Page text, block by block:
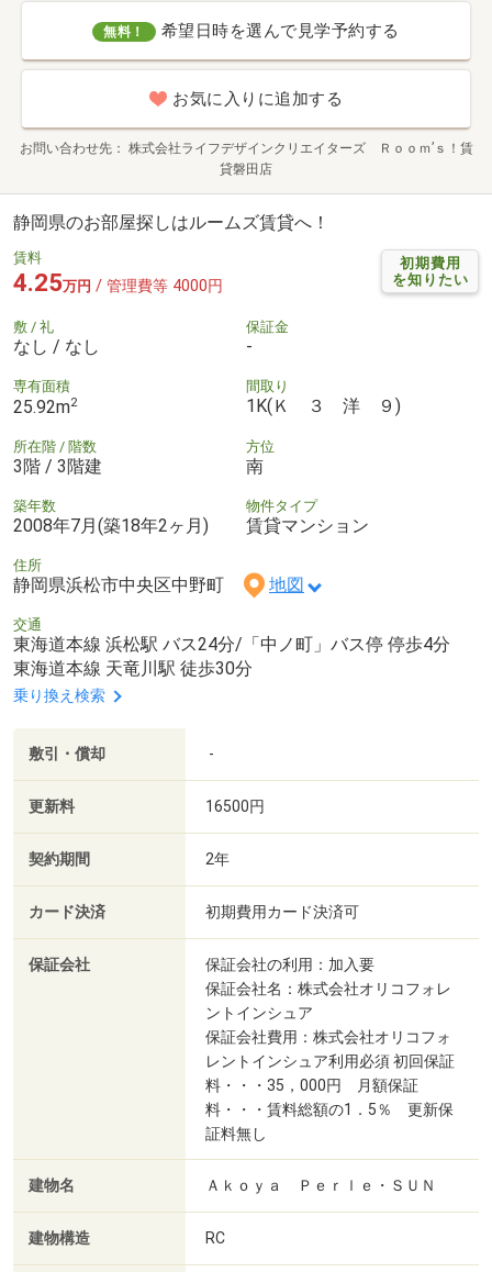
無料！ 希望日時を選んで見学予約する
お気に入りに追加する
お問い合わせ先
株式会社ライフデザインクリエイターズ Ｒｏｏｍ’ｓ！賃
貸磐田店
静岡県のお部屋探しはルームズ賃貸へ！
初期費用
を知りたい
賃料
4.25万円 / 管理費等 4000円
敷 / 礼
なし / なし
保証金
-
専有面積
25.92m2
間取り
1K(Ｋ ３ 洋 ９)
所在階 / 階数
3階 / 3階建
方位
南
築年数
2008年7月(築18年2ヶ月)
物件タイプ
賃貸マンション
住所
静岡県浜松市中央区中野町 地図
交通
東海道本線 浜松駅 バス24分/「中ノ町」バス停 停歩4分
東海道本線 天竜川駅 徒歩30分
乗り換え検索
敷引・償却 -
更新料 16500円
契約期間 2年
カード決済 初期費用カード決済可
保証会社
保証会社の利用：加入要
保証会社名：株式会社オリコフォレ
ントインシュア
保証会社費用：株式会社オリコフォ
レントインシュア利用必須 初回保証
料・・・35，000円 月額保証
料・・・賃料総額の1．5％ 更新保
証料無し
建物名 Ａｋｏｙａ Ｐｅｒｌｅ・ＳＵＮ
建物構造 RC